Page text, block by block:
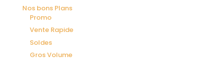
Nos bons Plans
Promo
Vente Rapide
Soldes
Gros Volume